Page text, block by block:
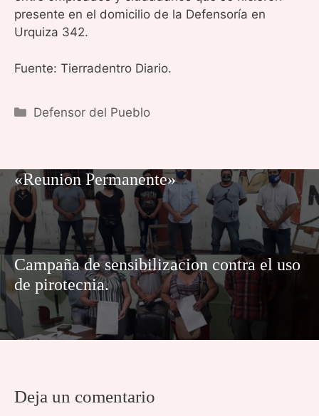
presente en el domicilio de la Defensoría en
Urquiza 342.
Fuente: Tierradentro Diario.
Categorías
Defensor del Pueblo
«Reunion Permanente»
Campaña de sensibilizacion contra el uso
de pirotecnia.
Deja un comentario